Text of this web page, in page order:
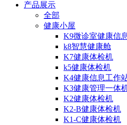
产品展示
全部
健康小屋
K9微诊室健康信
k8智慧健康舱
K7健康体检机
k5健康体检机
K4健康信息工作
K3健康管理一体
K2健康体检机
K2-B健康体检机
K1-C健康体检机